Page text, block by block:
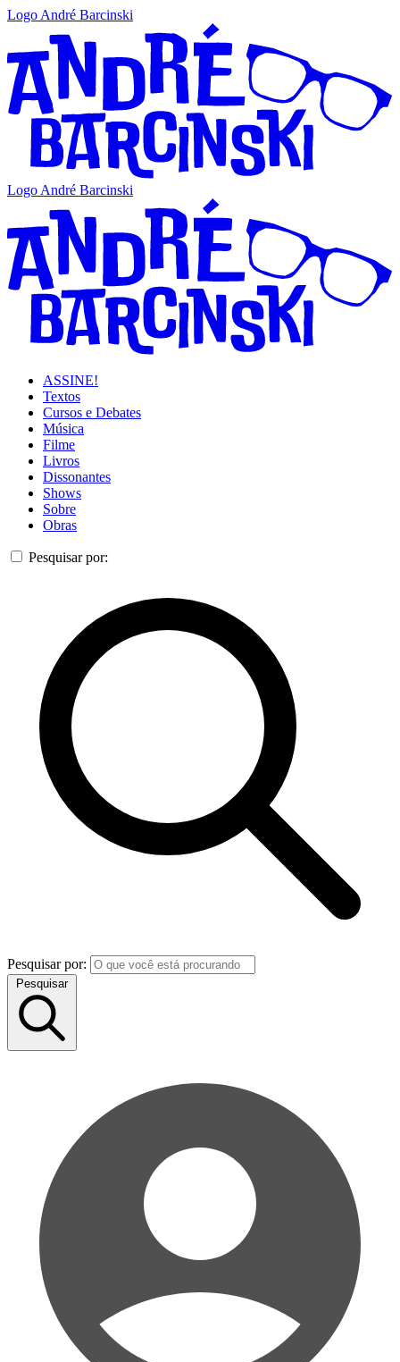
Logo André Barcinski
Logo André Barcinski
ASSINE!
Textos
Cursos e Debates
Música
Filme
Livros
Dissonantes
Shows
Sobre
Obras
Pesquisar por:
Pesquisar por:
Pesquisar